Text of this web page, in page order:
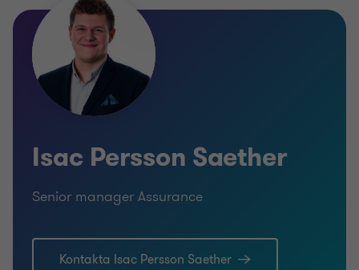
Isac Persson Saether
Senior manager Assurance
Kontakta Isac Persson Saether